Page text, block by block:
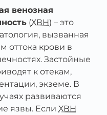
венозная
(ХВН) – это
вызванная
оттока крови в
Застойные
к отекам,
экземе. В
развиваются
язвы. ЕслиХВН